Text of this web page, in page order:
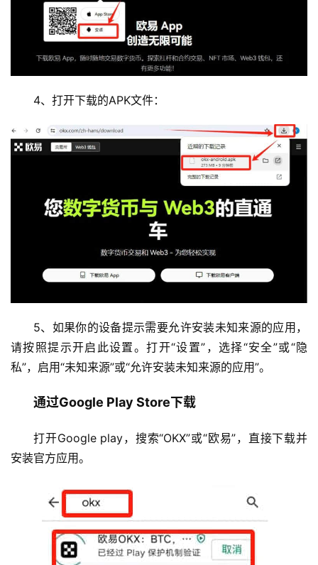
4、打开下载的APK文件：
5、如果你的设备提示需要允许安装未知来源的应用，
请按照提示开启此设置。打开“设置”，选择“安全”或“隐
私”，启用“未知来源”或“允许安装未知来源的应用”。
通过Google Play Store下载
打开Google play，搜索“OKX”或“欧易”，直接下载并
安装官方应用。